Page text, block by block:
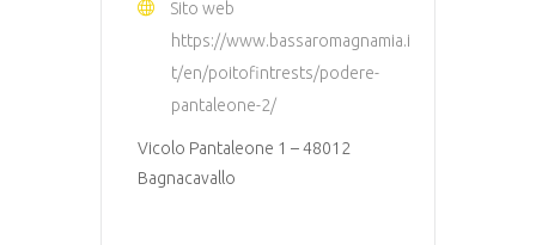
Sito web
https://www.bassaromagnamia.i
t/en/poitofintrests/podere-
pantaleone-2/
Vicolo Pantaleone 1 – 48012
Bagnacavallo